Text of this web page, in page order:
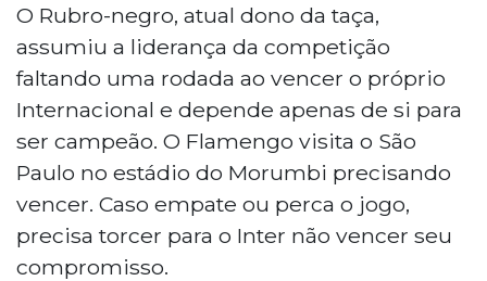
O Rubro-negro, atual dono da taça,
assumiu a liderança da competição
faltando uma rodada ao vencer o próprio
Internacional e depende apenas de si para
ser campeão. O Flamengo visita o São
Paulo no estádio do Morumbi precisando
vencer. Caso empate ou perca o jogo,
precisa torcer para o Inter não vencer seu
compromisso.